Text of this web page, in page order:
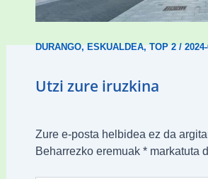
ordenantza izango du
DURANGO,ESKUALDEA,TOP 2/
Utzi zure iruzkina
Zure e-posta helbidea ez da
Beharrezko eremuak *markatuta